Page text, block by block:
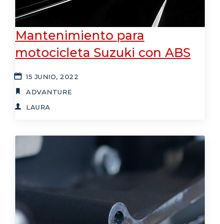
Mantenimiento para
motocicleta Suzuki con ABS
15 JUNIO, 2022
ADVANTURE
LAURA